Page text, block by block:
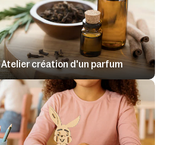
Atelier création d'un parfum